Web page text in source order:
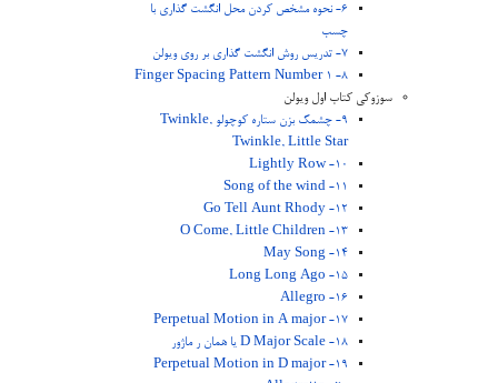
6- نحوه مشخص کردن محل انگشت گذاری با
چسب
7- تدریس روش انگشت گذاری بر روی ویولن
8- Finger Spacing Pattern Number 1
سوزوکی کتاب اول ویولن
9- چشمک بزن ستاره کوچولو Twinkle,
Twinkle, Little Star
10- Lightly Row
11- Song of the wind
12- Go Tell Aunt Rhody
13- O Come, Little Children
14- May Song
15- Long Long Ago
16- Allegro
17- Perpetual Motion in A major
18- D Major Scale یا همان ر ماژور
19- Perpetual Motion in D major